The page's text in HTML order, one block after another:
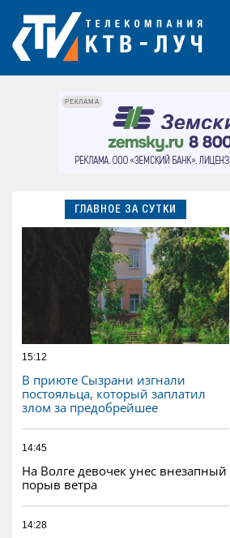
РЕКЛАМА
ГЛАВНОЕ ЗА СУТКИ
15:12
В приюте Сызрани изгнали
постояльца, который заплатил
злом за предобрейшее
14:45
На Волге девочек унес внезапный
порыв ветра
14:28